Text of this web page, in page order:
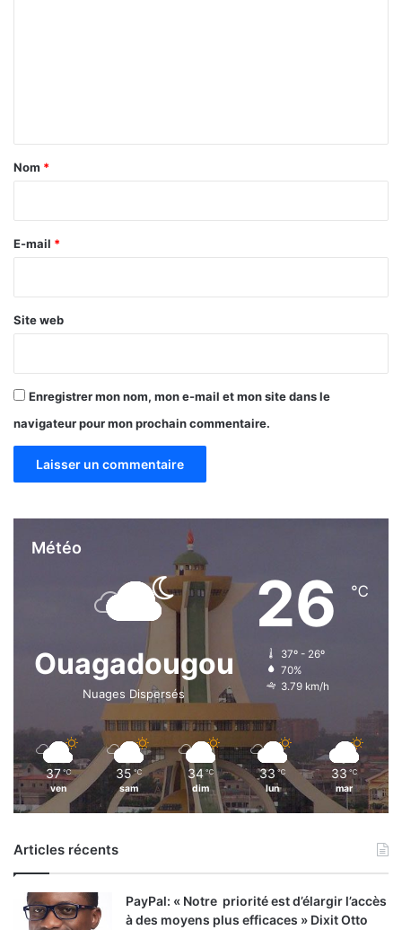
a
e
Nom *
E-mail *
Site web
Enregistrer mon nom, mon e-mail et mon site dans le
navigateur pour mon prochain commentaire.
Météo
Ouagadougou
Nuages Dispersés
26 ℃
37º - 26º
70%
3.79 km/h
37 ℃
ven
35 ℃
sam
34 ℃
dim
33 ℃
lun
33 ℃
mar
Articles récents
PayPal: « Notre priorité est d’élargir l’accès
à des moyens plus efficaces » Dixit Otto